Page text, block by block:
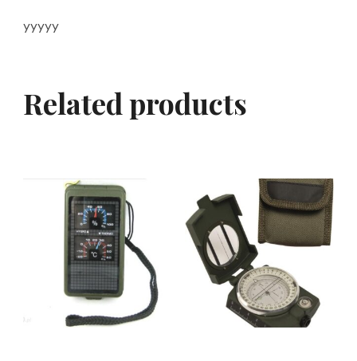
yyyyy
Related products